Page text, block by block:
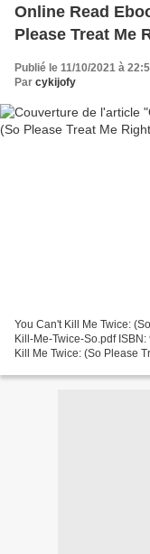
Online Read
Please Treat Me
Publié le 11/10/2021 à
Par cykijofy
You Can't Kill Me Twice:
Kill-Me-Twice-So.pdf
Kill Me Twice: (So Please